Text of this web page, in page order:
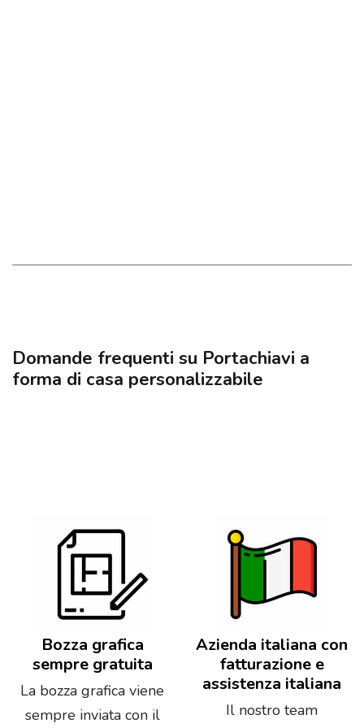
Domande frequenti su Portachiavi a
forma di casa personalizzabile
Bozza grafica
sempre gratuita
La bozza grafica viene
sempre inviata con il
Azienda italiana con
fatturazione e
assistenza italiana
Il nostro team